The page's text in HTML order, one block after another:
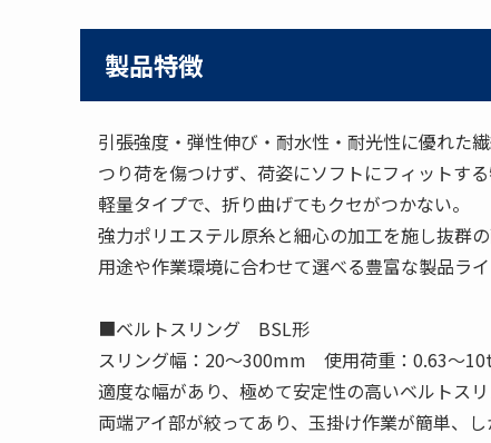
製品特徴
引張強度・弾性伸び・耐水性・耐光性に優れた繊
つり荷を傷つけず、荷姿にソフトにフィットする
軽量タイプで、折り曲げてもクセがつかない。
強力ポリエステル原糸と細心の加工を施し抜群の
用途や作業環境に合わせて選べる豊富な製品ライ
■ベルトスリング BSL形
スリング幅：20〜300mm 使用荷重：0.63〜
適度な幅があり、極めて安定性の高いベルトスリ
両端アイ部が絞ってあり、玉掛け作業が簡単、